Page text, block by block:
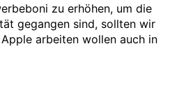
zu erhöhen, um die
gegangen sind, sollten wir
arbeiten wollen auch in